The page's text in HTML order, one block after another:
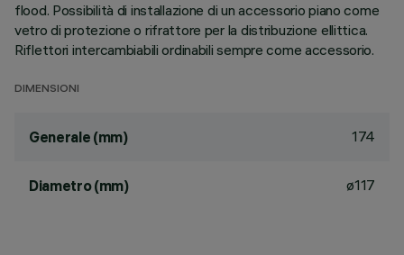
flood. Possibilità di installazione di un accessorio piano come
vetro di protezione o rifrattore per la distribuzione ellittica.
Riflettori intercambiabili ordinabili sempre come accessorio.
DIMENSIONI
Generale (mm) 174
Diametro (mm) ø117